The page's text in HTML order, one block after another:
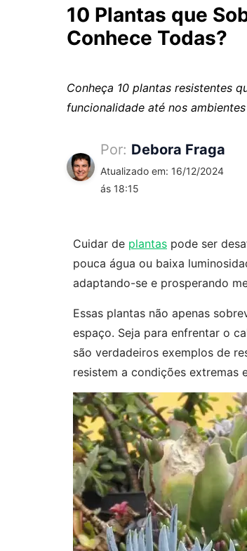
10 Plantas que
Conhece Todas?
Conheça 10 plantas resistentes
funcionalidade até nos
Por: Debora Fraga
Atualizado em: 16/12/2024
ás 18:15
Cuidar de plantas pode ser
pouca água ou baixa
adaptando-se e prosperando
Essas plantas não apenas
espaço. Seja para enfrentar o
são verdadeiros exemplos de
resistem a condições extremas